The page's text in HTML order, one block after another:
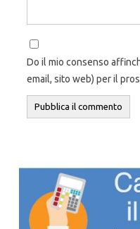
Do il mio consenso
email, sito web) per il